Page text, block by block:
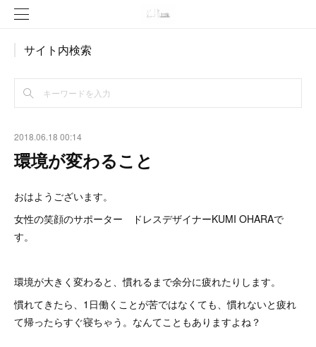
サイト内検索
2018.06.18 00:14
環境が変わること
おはようございます。
女性の笑顔のサポーター ドレスデザイナーKUMI OHARAで
す。
環境が大きく変わると、慣れるまで余分に疲れたりします。
慣れてきたら、1日働くことが苦ではなくても、慣れないと疲れ
て帰ったらすぐ寝ちゃう。なんてこともありますよね？